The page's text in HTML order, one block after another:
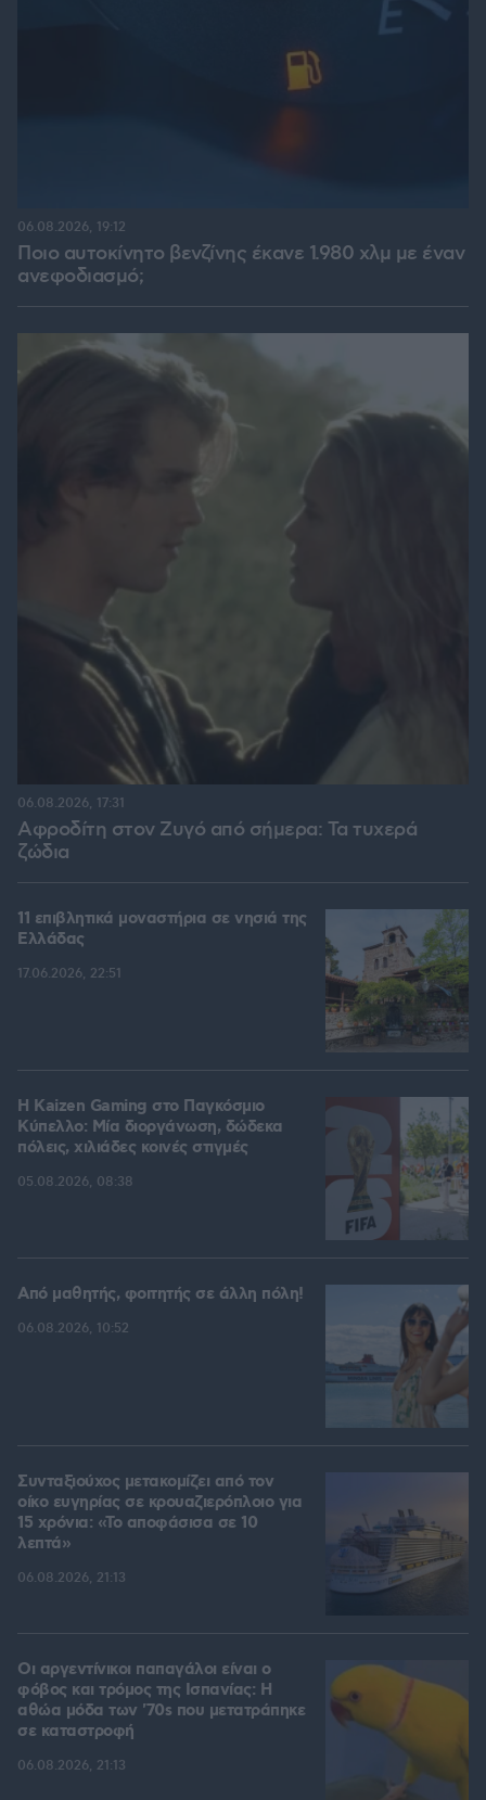
Ποιο αυτοκίνητο βενζίνης έκανε 1.980 χλμ με έναν
ανεφοδιασμό;
06.08.2026, 19:12
Αφροδίτη στον Ζυγό από σήμερα: Τα τυχερά
ζώδια
06.08.2026, 17:31
11 επιβλητικά μοναστήρια σε νησιά της
Ελλάδας
17.06.2026, 22:51
H Kaizen Gaming στο Παγκόσμιο
Kύπελλο: Μία διοργάνωση, δώδεκα
πόλεις, χιλιάδες κοινές στιγμές
05.08.2026, 08:38
Από μαθητής, φοιτητής σε άλλη πόλη!
06.08.2026, 10:52
Συνταξιούχος μετακομίζει από τον
οίκο ευγηρίας σε κρουαζιερόπλοιο για
15 χρόνια: «Το αποφάσισα σε 10
λεπτά»
06.08.2026, 21:13
Οι αργεντίνικοι παπαγάλοι είναι ο
φόβος και τρόμος της Ισπανίας: Η
αθώα μόδα των '70s που μετατράπηκε
σε καταστροφή
06.08.2026, 21:13